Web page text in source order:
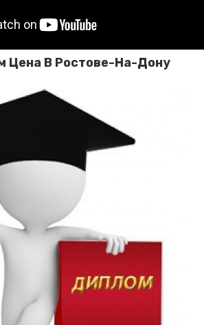
Цена В Ростове-На-Дону